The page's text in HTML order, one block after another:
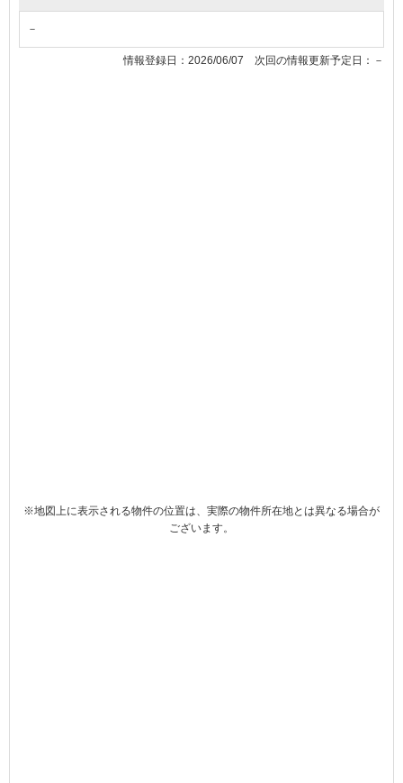
－
情報登録日：2026/06/07 次回の情報更新予定日：－
※地図上に表示される物件の位置は、実際の物件所在地とは異なる場合が
ございます。